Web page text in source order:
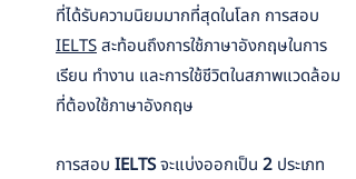
ที่ได้รับความนิยมมากที่สุดในโลก การสอบ
IELTSสะท้อนถึงการใช้ภาษาอังกฤษในการ
เรียน ทำงาน และการใช้ชีวิตในสภาพแวดล้อม
ที่ต้องใช้ภาษาอังกฤษ
การสอบ IELTSจะแบ่งออกเป็น 2 ประเภท